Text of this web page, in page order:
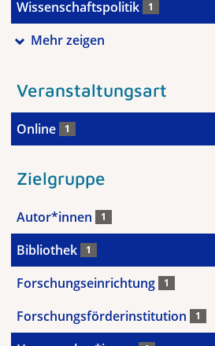
Wissenschaftspolitik 1
Mehr zeigen
Veranstaltungsart
Online 1
Zielgruppe
Autor*innen 1
Bibliothek 1
Forschungseinrichtung 1
Forschungsförderinstitution 1